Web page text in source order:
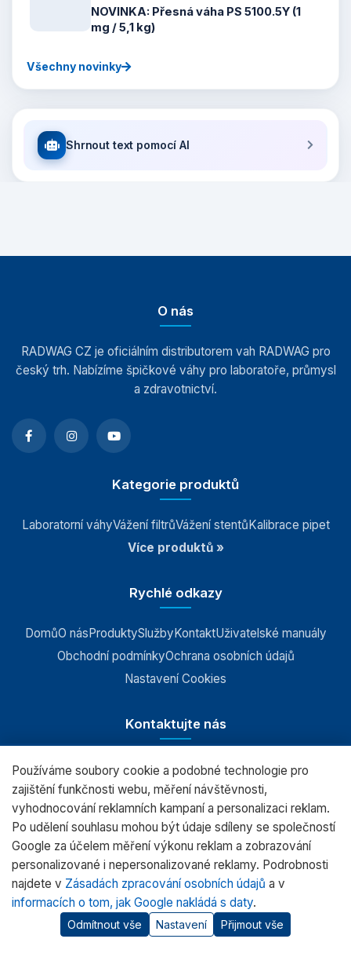
NOVINKA: Přesná váha PS 5100.5Y (1
mg / 5,1 kg)
Všechny novinky
Shrnout text pomocí AI
O nás
RADWAG CZ je oficiálním distributorem vah RADWAG pro
český trh. Nabízíme špičkové váhy pro laboratoře, průmysl
a zdravotnictví.
Kategorie produktů
Laboratorní váhyVážení filtrůVážení stentůKalibrace pipet
Více produktů »
Rychlé odkazy
DomůO násProduktySlužbyKontaktUživatelské manuály
Obchodní podmínkyOchrana osobních údajů
Nastavení Cookies
Kontaktujte nás
RADWAG CZ s.r.o., Šumperk
+420 583 210 016
obchod@radwag.cz
(PO - PÁ) 7:00 - 15:30
© 2026 RADWAG.CZ Všechna práva vyhrazena.
Používáme soubory cookie a podobné technologie pro
zajištění funkčnosti webu, měření návštěvnosti,
vyhodnocování reklamních kampaní a personalizaci reklam.
Po udělení souhlasu mohou být údaje sdíleny se společností
Google za účelem měření výkonu reklam a zobrazování
personalizované i nepersonalizované reklamy. Podrobnosti
najdete v Zásadách zpracování osobních údajů a v
informacích o tom, jak Google nakládá s daty.
Odmítnout vše Nastavení Přijmout vše